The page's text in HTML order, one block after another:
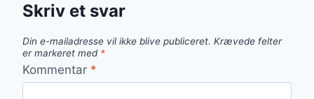
Skriv et svar
Din e-mailadresse vil ikke blive publiceret. Krævede felter
er markeret med *
Kommentar *